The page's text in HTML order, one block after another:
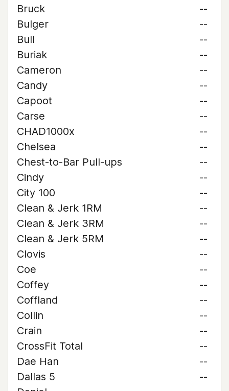
Bruck
--
Bulger
--
Bull
--
Buriak
--
Cameron
--
Candy
--
Capoot
--
Carse
--
CHAD1000x
--
Chelsea
--
Chest-to-Bar Pull-ups
--
Cindy
--
City 100
--
Clean & Jerk 1RM
--
Clean & Jerk 3RM
--
Clean & Jerk 5RM
--
Clovis
--
Coe
--
Coffey
--
Coffland
--
Collin
--
Crain
--
CrossFit Total
--
Dae Han
--
Dallas 5
--